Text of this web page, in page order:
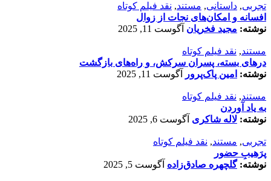
تجربی, داستانی, مستند, نقد فیلم کوتاه
افسانه‌ و امکان‌های نجات از زوال
نوشته: مجید فخریان آگوست 11, 2025
مستند, نقد فیلم کوتاه
درهای بسته، پسران سرکش، و راه‌های بازگشت
نوشته: امین پاک‌پرور آگوست 11, 2025
مستند, نقد فیلم کوتاه
به یاد آوردن
نوشته: لاله شاکری آگوست 6, 2025
تجربی, مستند, نقد فیلم کوتاه
پرَهیب‌ِ حضور
نوشته:گلچهره صادق‌زاده آگوست 5, 2025